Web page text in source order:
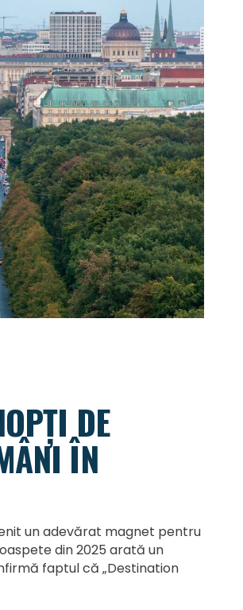
DE
ÎN
un adevărat magnet pentru
din 2025 arată un
faptul că „Destination